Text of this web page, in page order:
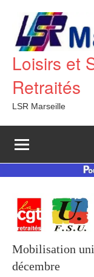
contenu
Loisirs et
Retraités
LSR Marseille
Mobilisation
décembre